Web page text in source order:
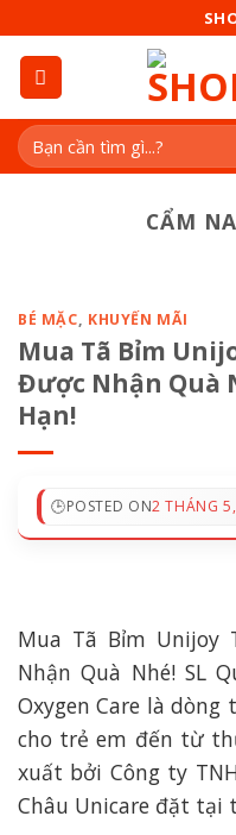
content
Tìm
kiếm:
CẨM
BÉ MẶC, KHUYẾN MÃI
Mua Tã Bỉm
Được Nhận Quà
Hạn!
POSTED ON2 THÁNG
Mua Tã Bỉm Unijoy
Nhận Quà Nhé! SL
Oxygen Care là dòng
cho trẻ em đến từ
xuất bởi Công ty
Châu Unicare đặt tại